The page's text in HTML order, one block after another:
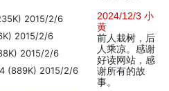
2015/2/6
2015/2/6
2015/2/6
(889K) 2015/2/6
2024/12/3 小
黄
前人栽树，后
人乘凉。感谢
好读网站，感
谢所有的故
事。